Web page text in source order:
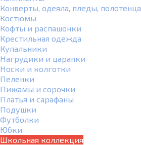
Конверты, одеяла, пледы, полотенца
Костюмы
Кофты и распашонки
Крестильная одежда
Купальники
Нагрудики и царапки
Носки и колготки
Пеленки
Пижамы и сорочки
Платья и сарафаны
Подушки
Футболки
Юбки
Школьная коллекция